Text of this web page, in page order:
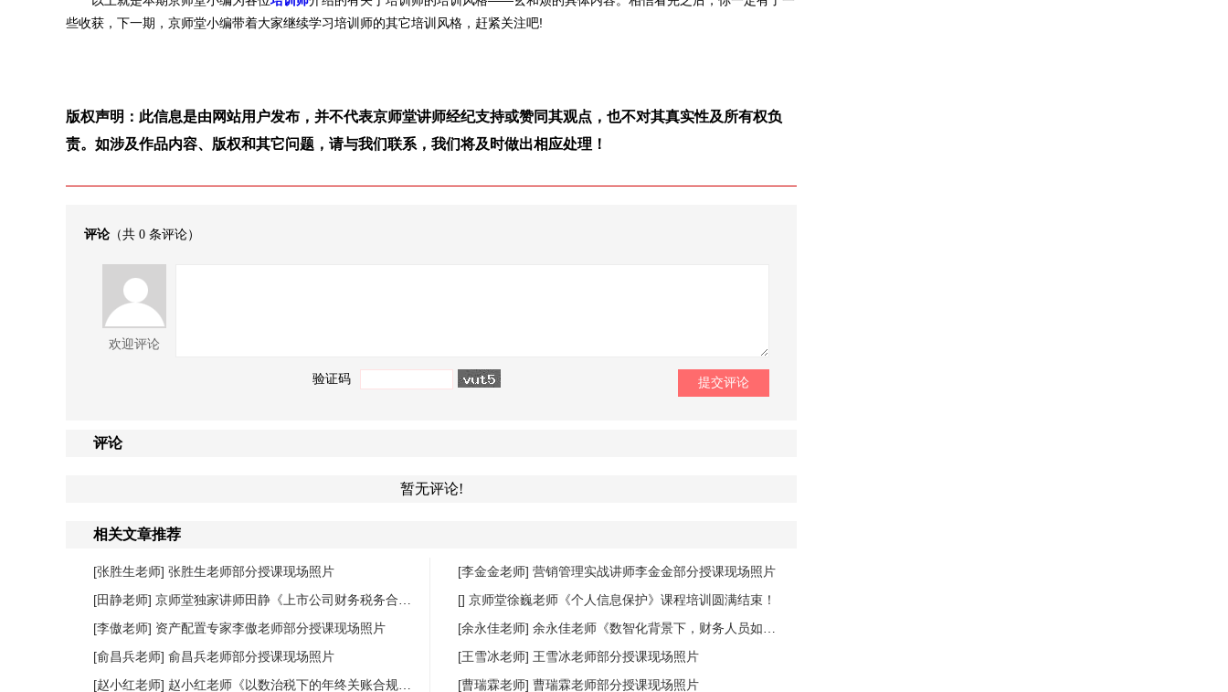
些收获，下一期，京师堂小编带着大家继续学习培训师的其它培训风格，赶紧关注吧!
版权声明：此信息是由网站用户发布，并不代表京师堂讲师经纪支持或赞同其观点，也不对其真实性及所有权负
责。如涉及作品内容、版权和其它问题，请与我们联系，我们将及时做出相应处理！
评论 （共 0 条评论）
欢迎评论
验证码
评论
暂无评论!
相关文章推荐
[张胜生老师] 张胜生老师部分授课现场照片
[田静老师] 京师堂独家讲师田静《上市公司财务税务合规管理提升》课程圆满结束
[李傲老师] 资产配置专家李傲老师部分授课现场照片
[俞昌兵老师] 俞昌兵老师部分授课现场照片
[赵小红老师] 赵小红老师《以数治税下的年终关账合规与汇缴高频风险防控》课程圆满落幕！
[李金金老师] 营销管理实战讲师李金金部分授课现场照片
[] 京师堂徐巍老师《个人信息保护》课程培训圆满结束！
[余永佳老师] 余永佳老师《数智化背景下，财务人员如何提升数据分析能力，商业敏锐度》课程圆满结束
[王雪冰老师] 王雪冰老师部分授课现场照片
[曹瑞霖老师] 曹瑞霖老师部分授课现场照片